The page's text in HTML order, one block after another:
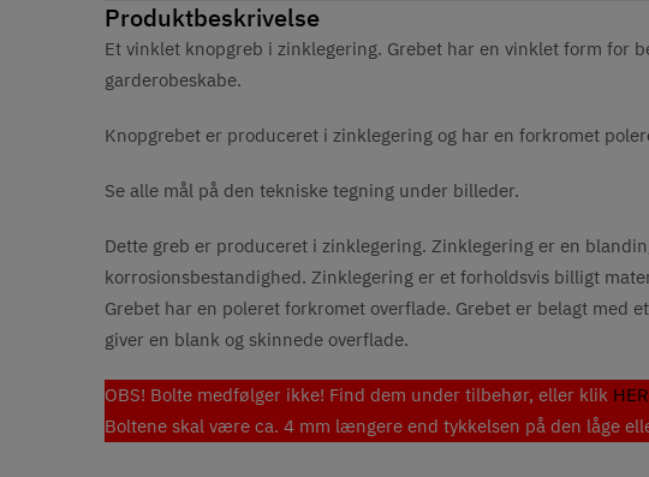
Produktbeskrivelse
Et vinklet knopgreb i zinklegering. Grebet har en vinklet form for
garderobeskabe.
Knopgrebet er produceret i zinklegering og har en forkromet
Se alle mål på den tekniske tegning under billeder.
Dette greb er produceret i zinklegering. Zinklegering er en
korrosionsbestandighed. Zinklegering er et forholdsvis billigt
Grebet har en poleret forkromet overflade. Grebet er belagt med
giver en blank og skinnede overflade.
OBS! Bolte medfølger ikke! Find dem under tilbehør, eller klik HER
Boltene skal være ca. 4 mm længere end tykkelsen på den låge